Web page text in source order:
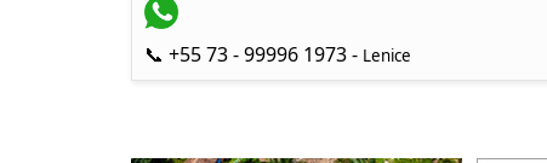
📞 +55 73 - 99996 1973 - Lenice